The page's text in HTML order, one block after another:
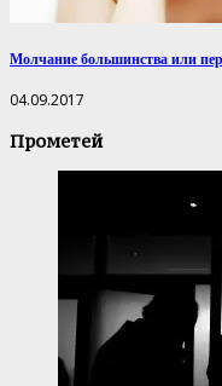
Молчание большинства или
04.09.2017
Прометей